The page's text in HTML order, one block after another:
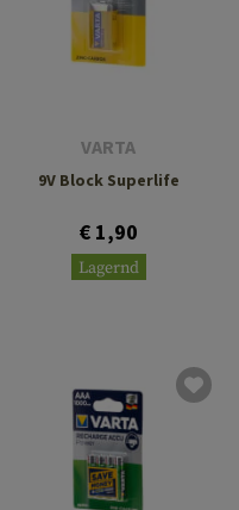
VARTA
9V Block Superlife
€ 1,90
Lagernd